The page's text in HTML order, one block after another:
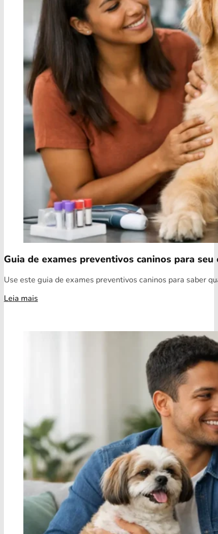
Guia de exames preventivos caninos para seu
Use este guia de exames preventivos caninos para saber
Leia mais